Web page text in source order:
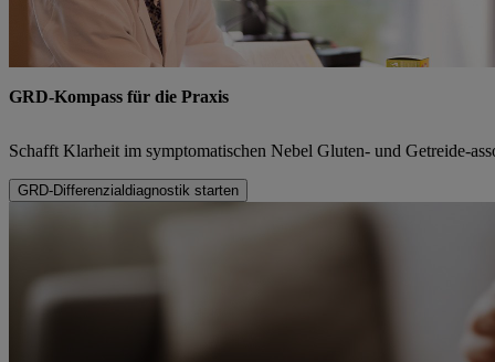
GRD-Kompass für die Praxis
Schafft Klarheit im symptomatischen Nebel Gluten- und Getreide-
GRD-Differenzial­diagnostik starten